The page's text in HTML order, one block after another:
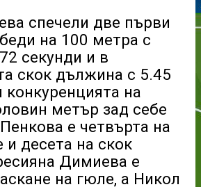
спечели две първи
на 100 метра с
секунди и в
скок дължина с 5.45
конкуренцията на
метър зад себе
е четвърта на
и десета на скок
Димиева е
на гюле, а Никол